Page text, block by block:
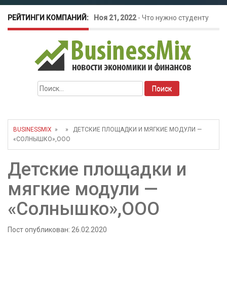
РЕЙТИНГИ КОМПАНИЙ: Ноя 21, 2022- Что нужно студенту
для открытия бизнеса?
Окт 26, 2022-Телефония для
amoCRM: лучшие инструменты для
бизнеса
как защитить свой бизнес?
Найти:
BUSINESSMIX » » ДЕТСКИЕ ПЛОЩАДКИ И МЯГКИЕ МОДУЛИ —
«СОЛНЫШКО»,ООО
Детские площадки и
мягкие модули —
«Солнышко»,ООО
Пост опубликован: 26.02.2020